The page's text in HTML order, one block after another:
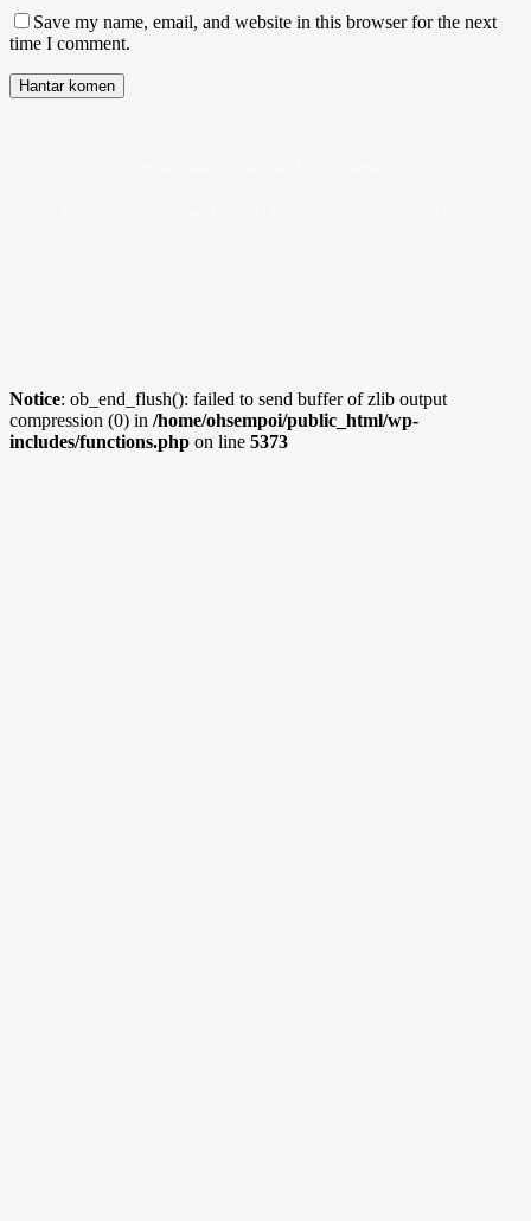
Save my name, email, and website in this browser for the next
time I comment.
Notice: ob_end_flush(): failed to send buffer of zlib output
compression (0) in /home/ohsempoi/public_html/wp-
includes/functions.php on line 5373